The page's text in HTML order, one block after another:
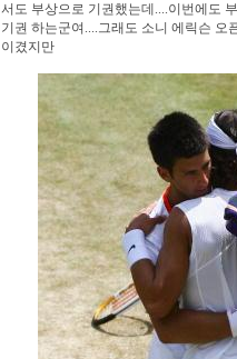
서도 부상으로 기권했는데....이번에도
기권 하는군여....그래도 소니 에릭슨 오
이겼지만